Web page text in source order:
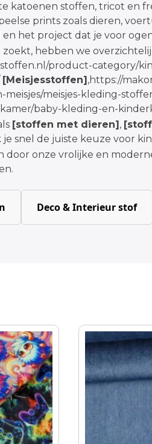
katoenen stoffen, tricot en
prints zoals dieren,
en het project dat je voor
zoekt, hebben we
product-category/
[Meisjesstoffen],https://
meisjes/meisjes-kleding-
baby-kleding-en-
[stoffen met dieren],
je snel de juiste keuze voor
door onze vrolijke en
Deco & Interieur stof